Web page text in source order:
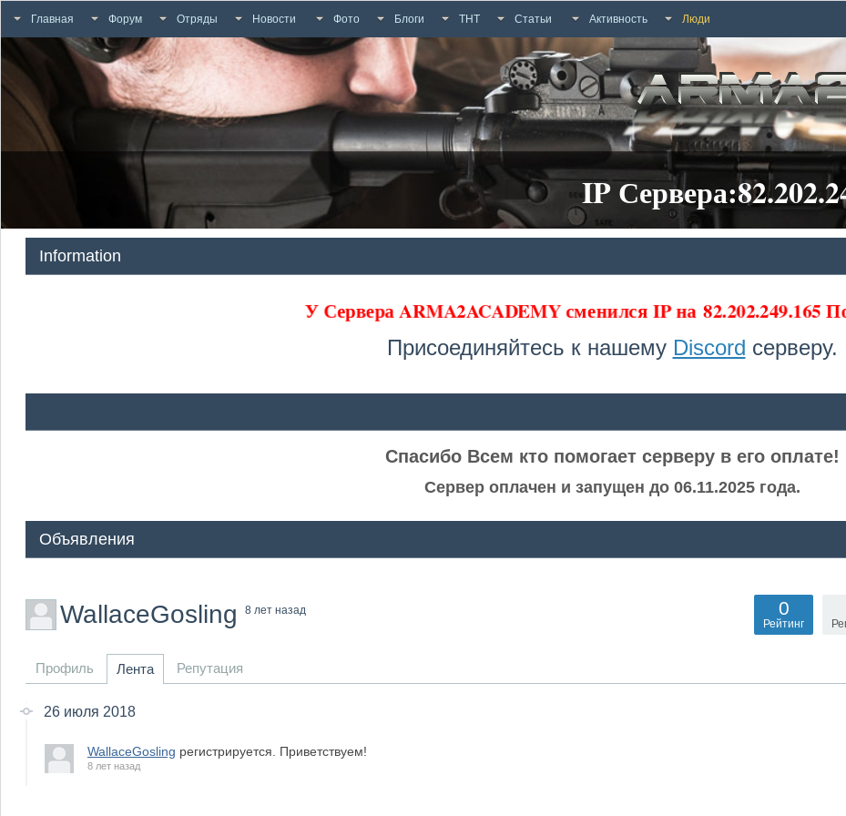
Главная Форум Отряды Новости Фото Блоги ТНТ Статьи Активность Люди
IP
Information
У Сервера ARMA2ACADEMY сменился IP на82.202.249.165
Присоединяйтесь к нашему Discord серверу.
Спасибо Всем кто помогает серверу в его оплате!
Сервер оплачен и запущен до 06.11.2025 года.
Объявления
WallaceGosling 8 лет назад 0
Рейтинг
Профиль Лента Репутация
26 июля 2018
WallaceGosling регистрируется. Приветствуем!
8 лет назад